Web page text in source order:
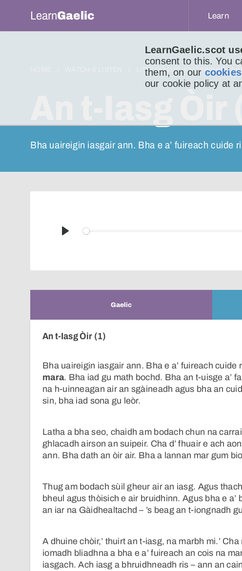
LearnGaelic.scot
consent to this. You
them, on our
our cookie policy at
LearnGaelic Learn
LITIR DO LUCHD-
Bha uaireigin iasgair ann. Bha e a’ fuireach cuide ri
Play
Gaelic
An t-Iasg Òir (1)
Bha uaireigin iasgair ann. Bha e a’ fuireach cuide
mara. Bha iad gu math bochd. Bha an t-uisge a’
na h-uinneagan air an sgàineadh agus bha an
sin, bha iad sona gu leòr.
Latha a bha seo, chaidh am bodach chun na
ghlacadh airson an suipeir. Cha d’ fhuair e ach
ann. Bha dath an òir air. Bha a lannan mar gum
Thug am bodach sùil gheur air an iasg. Agus
bheul agus thòisich e air bruidhinn. Agus bha e
an iar na Gàidhealtachd – ’s beag an t-iongnadh
A dhuine chòir,’ thuirt an t-iasg, na marbh mi.’
iomadh bliadhna a bha e a’ fuireach an cois na
iasgach. Ach iasg a bhruidhneadh ris – ann an